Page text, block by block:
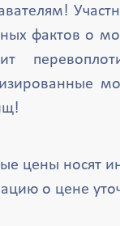
фактов о
цены носят
о цене